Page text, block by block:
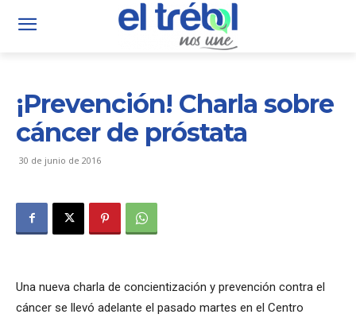
¡Prevención! Charla sobre
cáncer de próstata
30 de junio de 2016
Una nueva charla de concientización y prevención contra el
cáncer se llevó adelante el pasado martes en el Centro